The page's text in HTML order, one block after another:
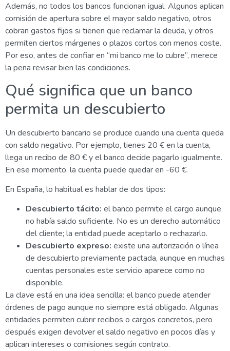
Además, no todos los bancos funcionan igual. Algunos aplican
comisión de apertura sobre el mayor saldo negativo, otros
cobran gastos fijos si tienen que reclamar la deuda, y otros
permiten ciertos márgenes o plazos cortos con menos coste.
Por eso, antes de confiar en “mi banco me lo cubre”, merece
la pena revisar bien las condiciones.
Qué significa que un banco
permita un descubierto
Un descubierto bancario se produce cuando una cuenta queda
con saldo negativo. Por ejemplo, tienes 20 € en la cuenta,
llega un recibo de 80 € y el banco decide pagarlo igualmente.
En ese momento, la cuenta puede quedar en -60 €.
En España, lo habitual es hablar de dos tipos:
Descubierto tácito: el banco permite el cargo aunque
no había saldo suficiente. No es un derecho automático
del cliente; la entidad puede aceptarlo o rechazarlo.
Descubierto expreso: existe una autorización o línea
de descubierto previamente pactada, aunque en muchas
cuentas personales este servicio aparece como no
disponible.
La clave está en una idea sencilla: el banco puede atender
órdenes de pago aunque no siempre está obligado. Algunas
entidades permiten cubrir recibos o cargos concretos, pero
después exigen devolver el saldo negativo en pocos días y
aplican intereses o comisiones según contrato.